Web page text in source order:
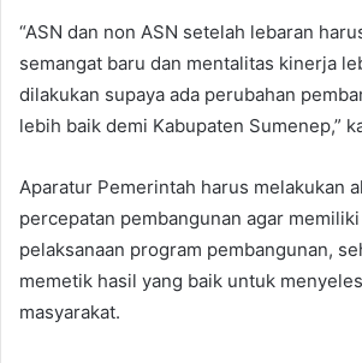
“ASN dan non ASN setelah lebaran
semangat baru dan mentalitas kinerja
dilakukan supaya ada perubahan
lebih baik demi Kabupaten Sumenep,”
Aparatur Pemerintah harus melakukan
percepatan pembangunan agar
pelaksanaan program pembangunan,
memetik hasil yang baik untuk
masyarakat.